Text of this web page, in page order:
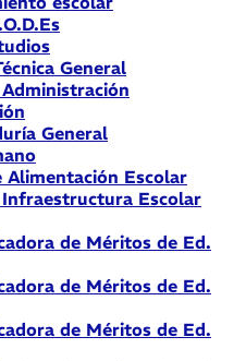
General
General
Alimentación Escolar
Escolar
de Méritos de Ed.
de Méritos de Ed.
de Méritos de Ed.